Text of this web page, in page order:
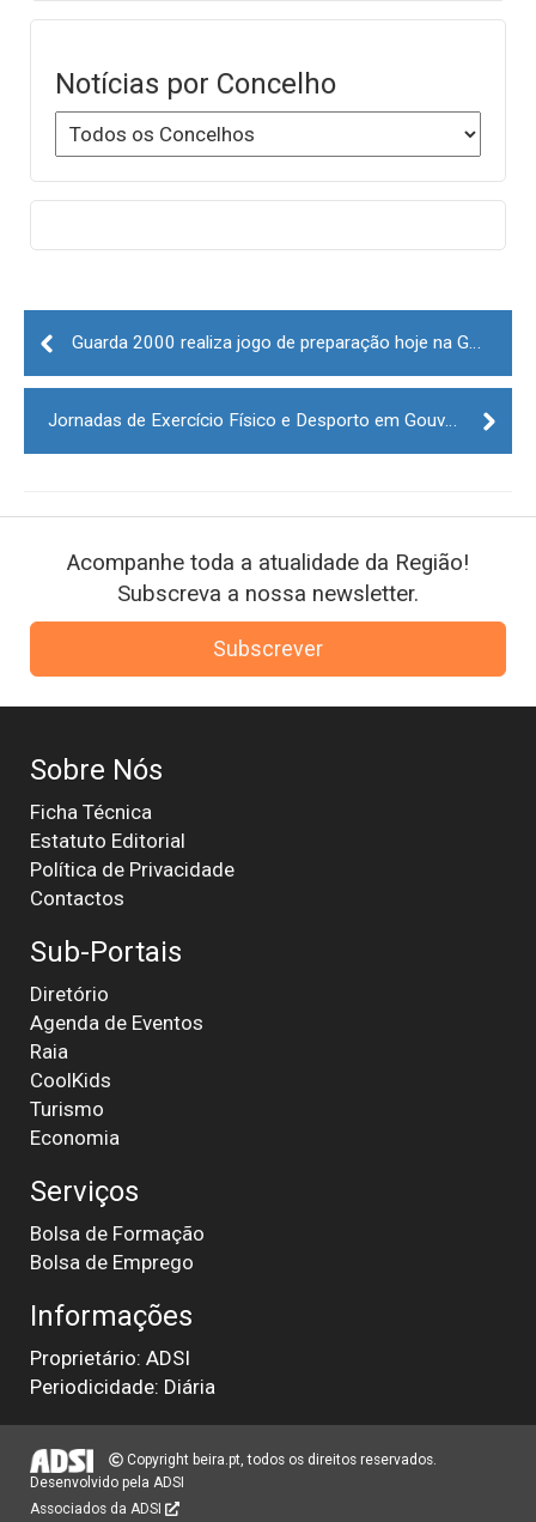
Notícias por Concelho
Post
navigation
Guarda 2000 realiza jogo de preparação hoje na Guarda
Jornadas de Exercício Físico e Desporto em Gouveia
Acompanhe toda a atualidade da Região!
Subscreva a nossa newsletter.
Subscrever
Sobre Nós
Ficha Técnica
Estatuto Editorial
Política de Privacidade
Contactos
Sub-Portais
Diretório
Agenda de Eventos
Raia
CoolKids
Turismo
Economia
Serviços
Bolsa de Formação
Bolsa de Emprego
Informações
Proprietário: ADSI
Periodicidade: Diária
Copyright beira.pt, todos os direitos reservados.
Desenvolvido pela ADSI
Associados da ADSI